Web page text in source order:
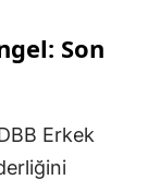
Son
Erkek